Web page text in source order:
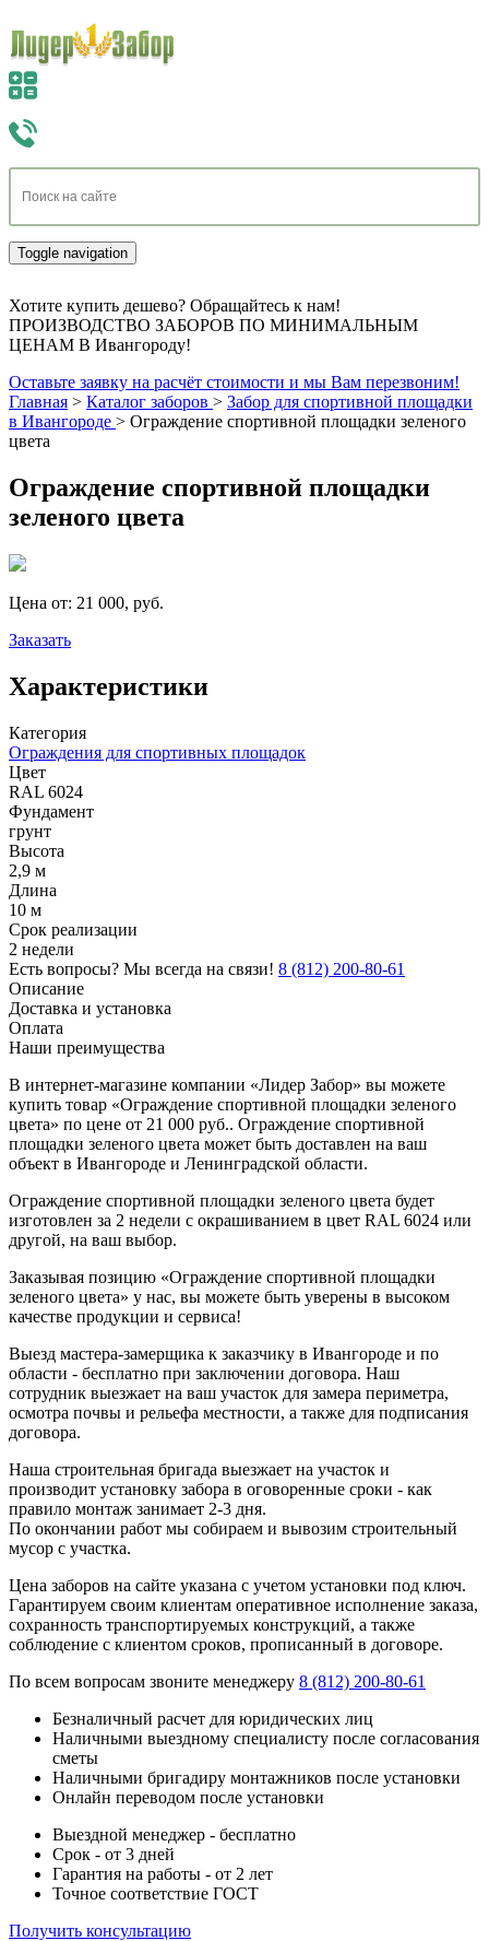
Toggle navigation
Хотите купить дешево? Обращайтесь к нам!
ПРОИЗВОДСТВО ЗАБОРОВ ПО МИНИМАЛЬНЫМ
ЦЕНАМ В Ивангороду!
Оставьте заявку на расчёт стоимости и мы Вам перезвоним!
Главная > Каталог заборов > Забор для спортивной площадки
в Ивангороде > Ограждение спортивной площадки зеленого
цвета
Ограждение спортивной площадки
зеленого цвета
Цена от: 21 000, руб.
Заказать
Характеристики
Категория
Ограждения для спортивных площадок
Цвет
RAL 6024
Фундамент
грунт
Высота
2,9 м
Длина
10 м
Срок реализации
2 недели
Есть вопросы? Мы всегда на связи! 8 (812) 200-80-61
Описание
Доставка и установка
Оплата
Наши преимущества
В интернет-магазине компании «Лидер Забор» вы можете
купить товар «Ограждение спортивной площадки зеленого
цвета» по цене от 21 000 руб.. Ограждение спортивной
площадки зеленого цвета может быть доставлен на ваш
объект в Ивангороде и Ленинградской области.
Ограждение спортивной площадки зеленого цвета будет
изготовлен за 2 недели с окрашиванием в цвет RAL 6024 или
другой, на ваш выбор.
Заказывая позицию «Ограждение спортивной площадки
зеленого цвета» у нас, вы можете быть уверены в высоком
качестве продукции и сервиса!
Выезд мастера-замерщика к заказчику в Ивангороде и по
области - бесплатно при заключении договора. Наш
сотрудник выезжает на ваш участок для замера периметра,
осмотра почвы и рельефа местности, а также для подписания
договора.
Наша строительная бригада выезжает на участок и
производит установку забора в оговоренные сроки - как
правило монтаж занимает 2-3 дня.
По окончании работ мы собираем и вывозим строительный
мусор с участка.
Цена заборов на сайте указана с учетом установки под ключ.
Гарантируем своим клиентам оперативное исполнение заказа,
сохранность транспортируемых конструкций, а также
соблюдение с клиентом сроков, прописанный в договоре.
По всем вопросам звоните менеджеру 8 (812) 200-80-61
Безналичный расчет для юридических лиц
Наличными выездному специалисту после согласования
сметы
Наличными бригадиру монтажников после установки
Онлайн переводом после установки
Выездной менеджер - бесплатно
Срок - от 3 дней
Гарантия на работы - от 2 лет
Точное соответствие ГОСТ
Получить консультацию